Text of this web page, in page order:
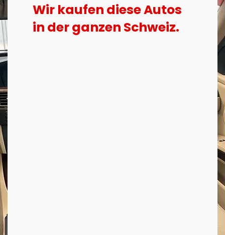
Wir kaufen diese Autos
in der ganzen Schweiz.